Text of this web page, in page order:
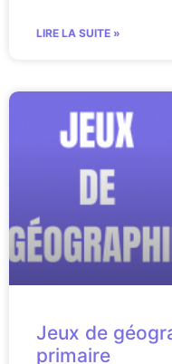
LIRE LA SUITE »
Jeux de
primaire